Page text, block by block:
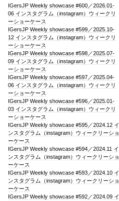
IGersJP Weekly showcase #600／2026.01-
06 インスタグラム（instagram）ウィークリ
ーショーケース
IGersJP Weekly showcase #599／2025.10-
12 インスタグラム（instagram）ウィークリ
ーショーケース
IGersJP Weekly showcase #598／2025.07-
09 インスタグラム（instagram）ウィークリ
ーショーケース
IGersJP Weekly showcase #597／2025.04-
06 インスタグラム（instagram）ウィークリ
ーショーケース
IGersJP Weekly showcase #596／2025.01-
03 インスタグラム（instagram）ウィークリ
ーショーケース
IGersJP Weekly showcase #595／2024.12 イ
ンスタグラム（instagram）ウィークリーショ
ーケース
IGersJP Weekly showcase #594／2024.11 イ
ンスタグラム（instagram）ウィークリーショ
ーケース
IGersJP Weekly showcase #593／2024.10 イ
ンスタグラム（instagram）ウィークリーショ
ーケース
IGersJP Weekly showcase #592／2024.09 イ